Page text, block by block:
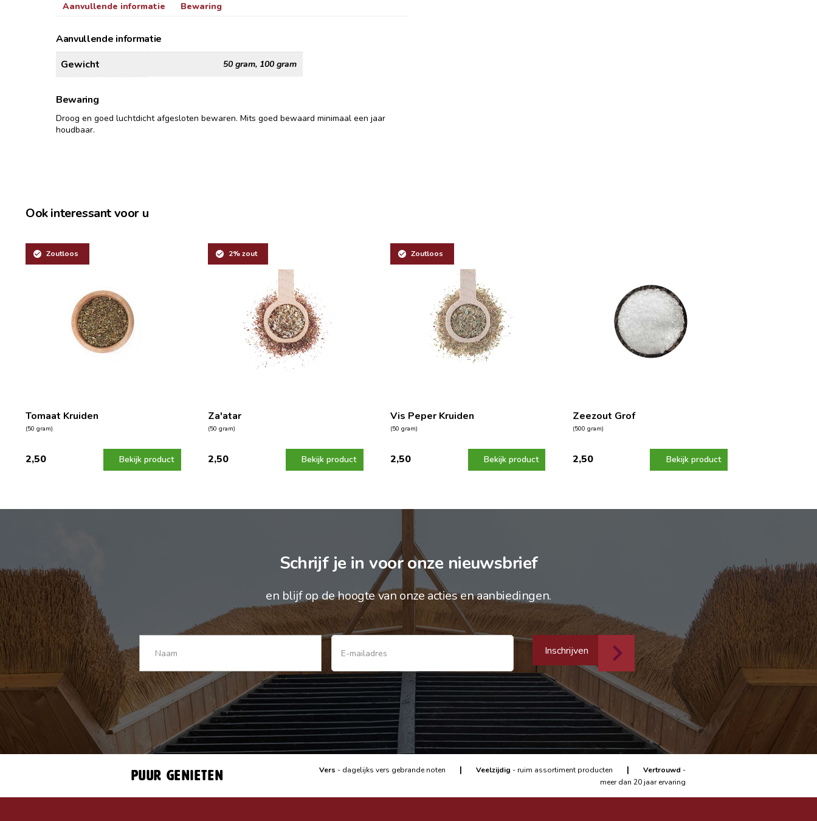
Aanvullende informatie Bewaring
Aanvullende informatie
Gewicht
50 gram, 100 gram
Bewaring
Droog en goed luchtdicht afgesloten bewaren. Mits goed bewaard minimaal een jaar
houdbaar.
Ook interessant voor u
Zoutloos
Tomaat Kruiden
(50 gram)
2,50 Bekijk product
2% zout
Za'atar
(50 gram)
2,50 Bekijk product
Zoutloos
Vis Peper Kruiden
(50 gram)
2,50 Bekijk product
Zeezout Grof
(500 gram)
2,50 Bekijk product
Schrijf je in voor onze nieuwsbrief
en blijf op de hoogte van onze acties en aanbiedingen.
Inschrijven
Puur genieten Vers - dagelijks vers gebrande noten | Veelzijdig - ruim assortiment producten | Vertrouwd -
meer dan 20 jaar ervaring